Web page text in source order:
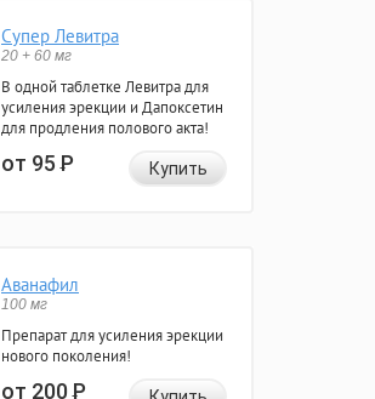
Супер Левитра
20 + 60 мг
В одной таблетке Левитра для
усиления эрекции и Дапоксетин
для продления полового акта!
от 95Р Купить
Аванафил
100 мг
Препарат для усиления эрекции
нового поколения!
от 200Р